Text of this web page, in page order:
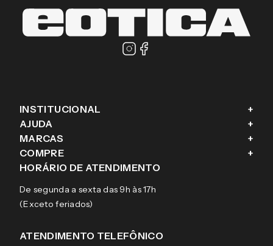
INSTITUCIONAL +
Sobre a eÓtica
Aviso de privacidade
Termos e condições de uso
AJUDA +
Trocas e Devoluções
Pagamentos
Garantias
MARCAS +
Ray-Ban
Tecnol
Arnette
Burberry
COMPRE +
Óculos de sol
Lentes de contato
HORÁRIO DE ATENDIMENTO
De segunda a sexta das 9h às 17h
(Exceto feriados)
ATENDIMENTO TELEFÔNICO